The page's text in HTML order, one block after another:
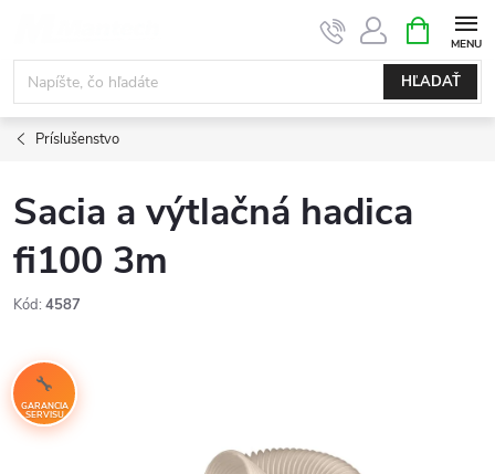
obsah
HĽADAŤ
KOŠÍK
Príslušenstvo
Sacia a výtlačná hadica
fi100 3m
Kód: 4587
GARANCIA
SERVISU